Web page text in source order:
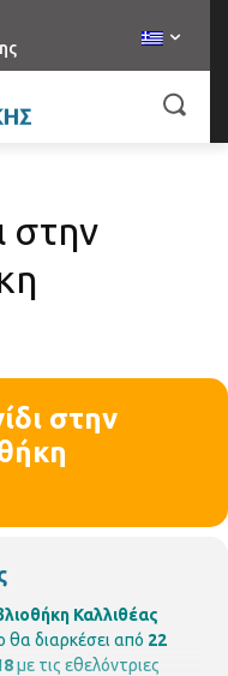
στην
στην
Καλλιθέας
θα διαρκέσει από 22
με τις εθελόντριες